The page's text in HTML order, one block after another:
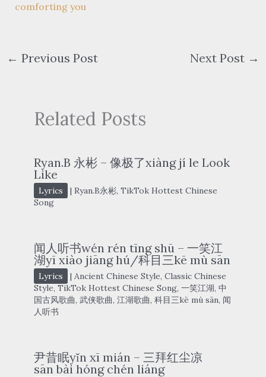
comforting you
← Previous Post Next Post →
Related Posts
Ryan.B 永彬 – 像极了xiàng jí le Look
Like
Lyrics | Ryan.B永彬, TikTok Hottest Chinese
Song
闻人听书wén rén tīng shū – 一笑江
湖yī xiào jiāng hú/科目三kē mù sān
Lyrics | Ancient Chinese Style, Classic Chinese
Style, TikTok Hottest Chinese Song, 一笑江湖, 中
国古风歌曲, 武侠歌曲, 江湖歌曲, 科目三kē mù sān, 闻
人听书
尹昔眠yǐn xī mián – 三拜红尘凉
sān bài hóng chén liáng